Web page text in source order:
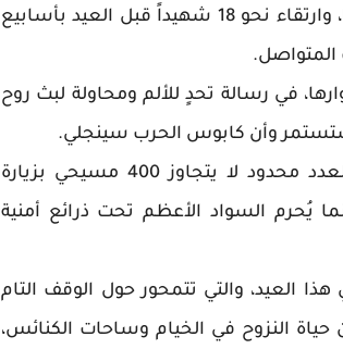
حصار الدبابات للكنيسة في مدينة غزة واقتراب جيش الاحتلال منها، وارتقاء نحو 18 شهيداً قبل العيد بأسابيع
في رسالة تحدٍ للألم ومحاولة لبث روح
ستستمر وأن كابوس الحرب سينجلي.
ونوه إلى القيود التاريخية، حيث كان الاحتلال يسمح قبل الحرب لعدد محدود لا يتجاوز 400 مسيحي بزيارة
يُحرم السواد الأعظم تحت ذرائع أمنية
العيد، والتي تتمحور حول الوقف التام
حياة النزوح في الخيام وساحات الكنائس،